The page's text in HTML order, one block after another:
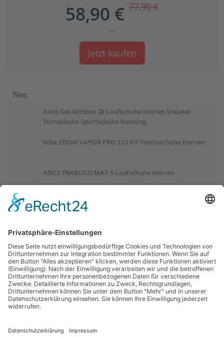
58,90 €77,90 €
*
Jetzt kaufen
Neu:
Asics Gel-Nimbus 28 Laufschuhe Herren Sneaker
Turnschuhe Sportschuhe Running
Nike ZOOM VAPOR PRO 3 CLAY Tennisschuhe Herren
ASICS TRABUCO MAX 5 Laufschuhe Herren
ASICS GEL-PULSE 17 Laufschuhe Damen
Salomon OUTCHILL Winterschuhe Damen
ASICS GEL-CUMULUS 28 Laufschuhe Damen
Trailrunnersdog